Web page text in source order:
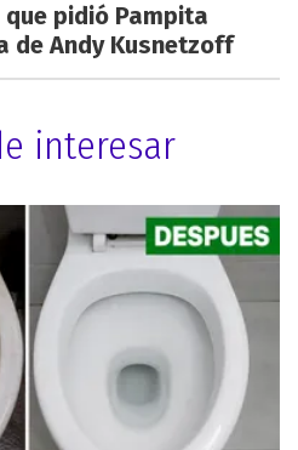
pidió Pampita
de Andy Kusnetzoff
interesar